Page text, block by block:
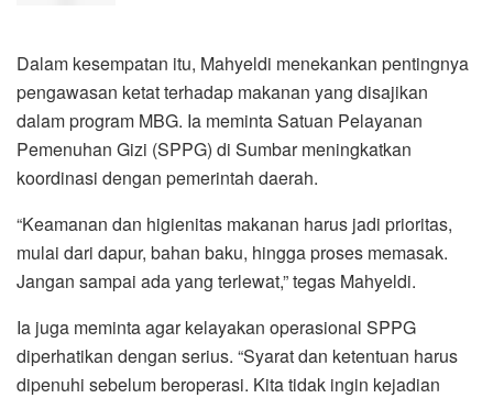
Dalam kesempatan itu, Mahyeldi menekankan pentingnya
pengawasan ketat terhadap makanan yang disajikan
dalam program MBG. Ia meminta Satuan Pelayanan
Pemenuhan Gizi (SPPG) di Sumbar meningkatkan
koordinasi dengan pemerintah daerah.
“Keamanan dan higienitas makanan harus jadi prioritas,
mulai dari dapur, bahan baku, hingga proses memasak.
Jangan sampai ada yang terlewat,” tegas Mahyeldi.
Ia juga meminta agar kelayakan operasional SPPG
diperhatikan dengan serius. “Syarat dan ketentuan harus
dipenuhi sebelum beroperasi. Kita tidak ingin kejadian